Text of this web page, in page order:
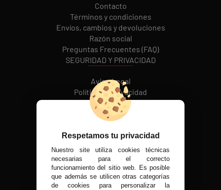
Contacto
Términos y condiciones
Envíos, cambios y devoluciones
Razón social
Preguntas Frecuentes (FAQ)
SEGURIDAD Y PRIVACIDAD
Aviso Legal
Política de Privacidad
Política de cookies
REDES SOCIALES
MÉTODOS DE PAGO
Respetamos tu privacidad
Nuestro site utiliza cookies técnicas
necesarias para el correcto
funcionamiento del sitio web. Es posible
que además se utilicen otras categorías
de cookies para personalizar la